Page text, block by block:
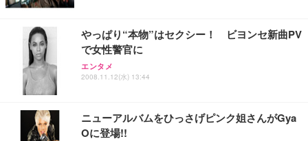
やっぱり“本物”はセクシー！ ビヨンセ新曲PV
で女性警官に
エンタメ
2008.11.12(水) 13:44
ニューアルバムをひっさげピンク姐さんがGya
Oに登場!!